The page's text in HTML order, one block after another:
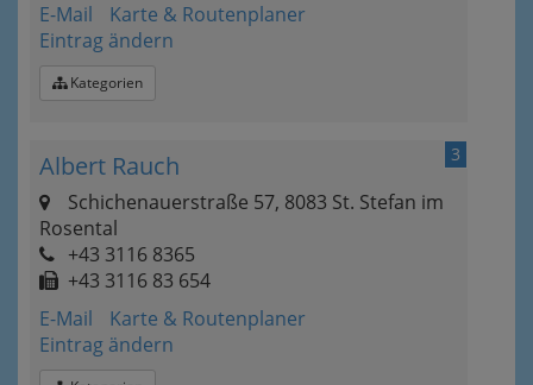
E-Mail
Karte & Routenplaner
Eintrag ändern
Kategorien
3
Albert Rauch
Schichenauerstraße 57, 8083 St. Stefan im
Rosental
+43 3116 8365
+43 3116 83 654
E-Mail
Karte & Routenplaner
Eintrag ändern